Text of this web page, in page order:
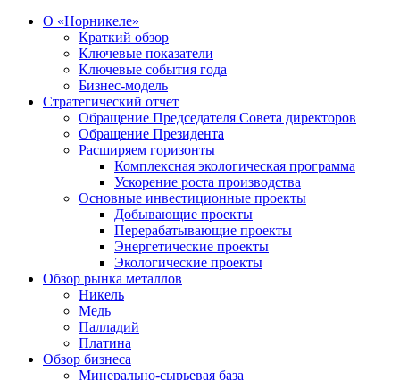
О «Норникеле»
Краткий обзор
Ключевые показатели
Ключевые события года
Бизнес-модель
Стратегический отчет
Обращение Председателя Совета директоров
Обращение Президента
Расширяем горизонты
Комплексная экологическая программа
Ускорение роста производства
Основные инвестиционные проекты
Добывающие проекты
Перерабатывающие проекты
Энергетические проекты
Экологические проекты
Обзор рынка металлов
Никель
Медь
Палладий
Платина
Обзор бизнеса
Минерально-сырьевая база